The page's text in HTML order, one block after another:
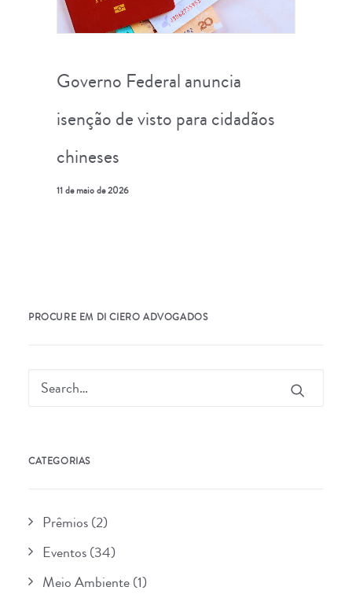
Governo Federal anuncia
isenção de visto para cidadãos
chineses
11 de maio de 2026
PROCURE EM DI CIERO ADVOGADOS
CATEGORIAS
Prêmios(2)
Eventos(34)
Meio Ambiente(1)